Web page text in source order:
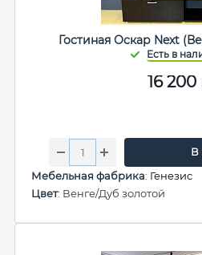
Гостиная Оскар Next
16 200
В
Мебельная фабрика: Генезис
Цвет: Венге/Дуб золотой